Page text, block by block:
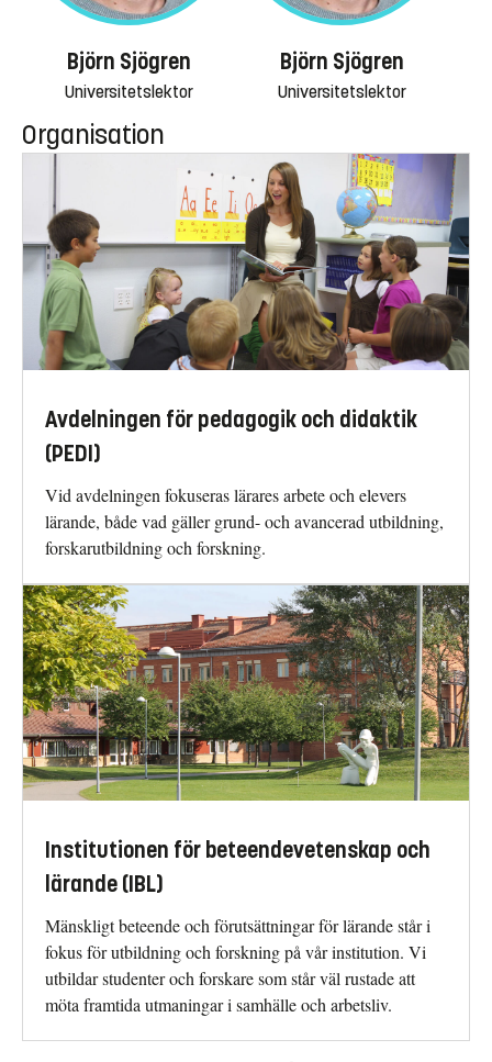
Björn Sjögren
Universitetslektor
Björn Sjögren
Universitetslektor
Organisation
Avdelningen för pedagogik och didaktik
(PEDI)
Vid avdelningen fokuseras lärares arbete och elevers
lärande, både vad gäller grund- och avancerad utbildning,
forskarutbildning och forskning.
Institutionen för beteendevetenskap och
lärande (IBL)
Mänskligt beteende och förutsättningar för lärande står i
fokus för utbildning och forskning på vår institution. Vi
utbildar studenter och forskare som står väl rustade att
möta framtida utmaningar i samhälle och arbetsliv.